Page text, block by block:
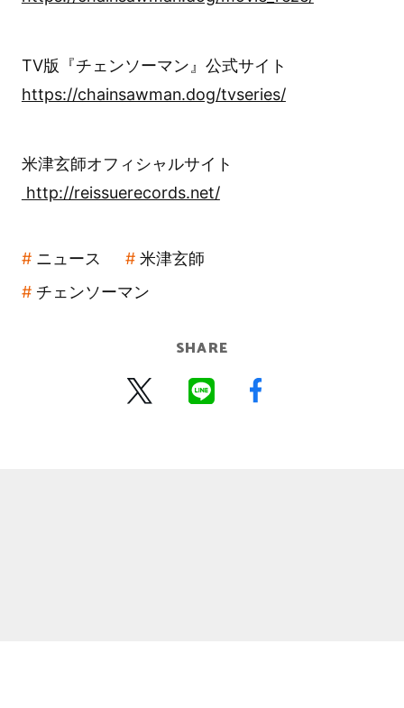
TV版『チェンソーマン』公式サイト
https://chainsawman.dog/tvseries/
米津玄師オフィシャルサイト
http://reissuerecords.net/
ニュース
米津玄師
チェンソーマン
SHARE